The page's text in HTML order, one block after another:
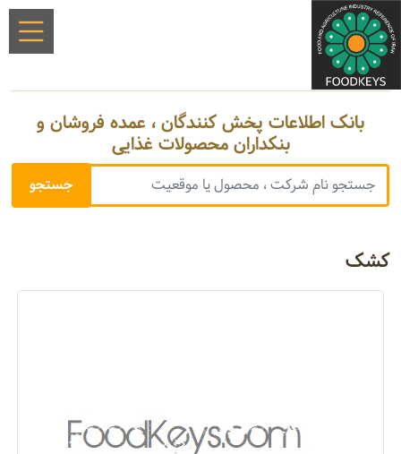
بانک اطلاعات پخش کنندگان ، عمده فروشان و
بنکداران محصولات غذایی
کشک